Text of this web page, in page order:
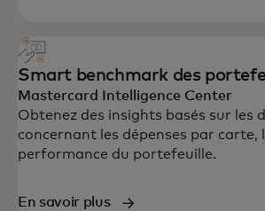
Smart benchmark des
Mastercard Intelligence Center
Obtenez des insights basés sur les
concernant les dépenses par carte,
performance du portefeuille.
En savoir plus